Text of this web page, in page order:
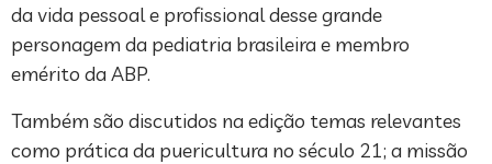
da vida pessoal e profissional desse grande
personagem da pediatria brasileira e membro
emérito da ABP.
Também são discutidos na edição temas relevantes
como prática da puericultura no século 21; a missão